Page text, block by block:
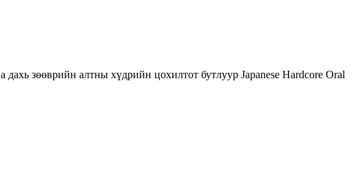
зөөврийн алтны хүдрийн цохилтот бутлуур Japanese Hardcore Oral